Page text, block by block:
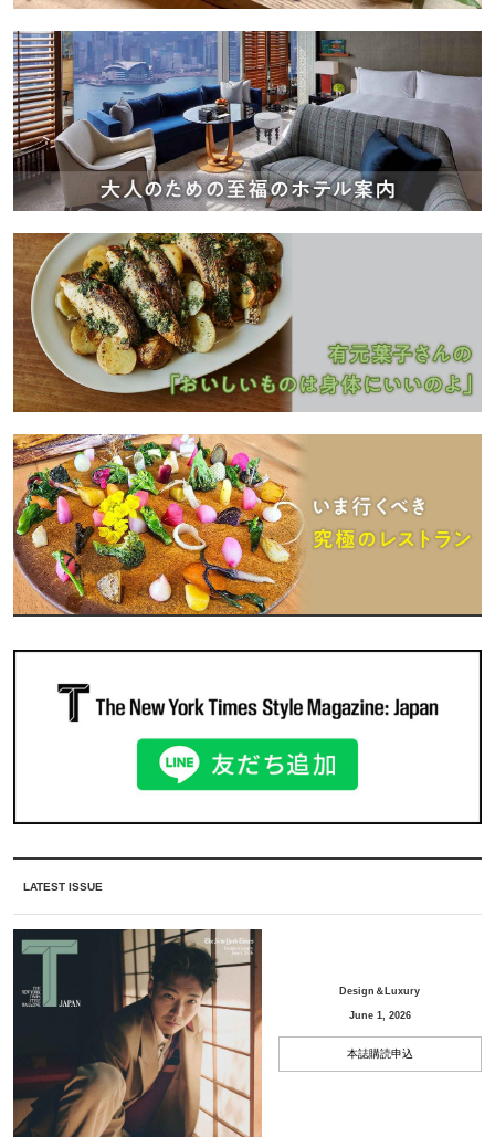
LATEST ISSUE
Design＆Luxury
June 1, 2026
本誌購読申込